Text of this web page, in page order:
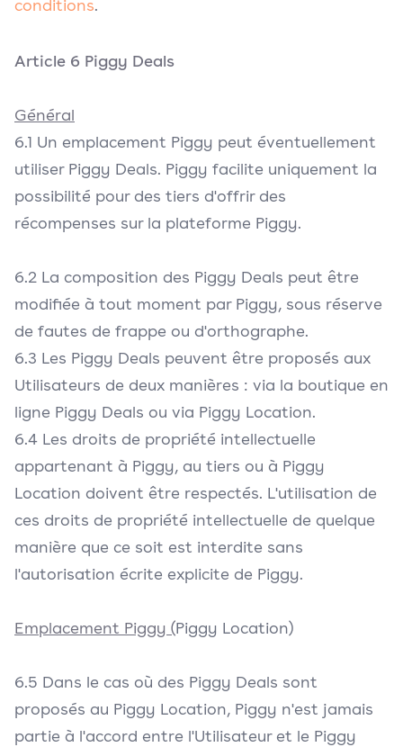
conditions.
Article 6 Piggy Deals
Général
6.1 Un emplacement Piggy peut éventuellement
utiliser Piggy Deals. Piggy facilite uniquement la
possibilité pour des tiers d'offrir des
récompenses sur la plateforme Piggy.
6.2 La composition des Piggy Deals peut être
modifiée à tout moment par Piggy, sous réserve
de fautes de frappe ou d'orthographe.
6.3 Les Piggy Deals peuvent être proposés aux
Utilisateurs de deux manières : via la boutique en
ligne Piggy Deals ou via Piggy Location.
6.4 Les droits de propriété intellectuelle
appartenant à Piggy, au tiers ou à Piggy
Location doivent être respectés. L'utilisation de
ces droits de propriété intellectuelle de quelque
manière que ce soit est interdite sans
l'autorisation écrite explicite de Piggy.
Emplacement Piggy (Piggy Location)
6.5 Dans le cas où des Piggy Deals sont
proposés au Piggy Location, Piggy n'est jamais
partie à l'accord entre l'Utilisateur et le Piggy